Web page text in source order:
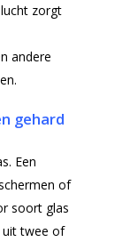
zorgt
andere
gehard
Een
of
soort glas
uit twee of